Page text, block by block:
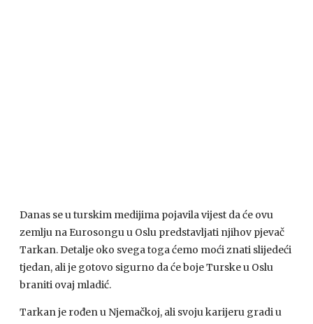
Danas se u turskim medijima pojavila vijest da će ovu
zemlju na Eurosongu u Oslu predstavljati njihov pjevač
Tarkan. Detalje oko svega toga ćemo moći znati slijedeći
tjedan, ali je gotovo sigurno da će boje Turske u Oslu
braniti ovaj mladić.
Tarkan je rođen u Njemačkoj, ali svoju karijeru gradi u